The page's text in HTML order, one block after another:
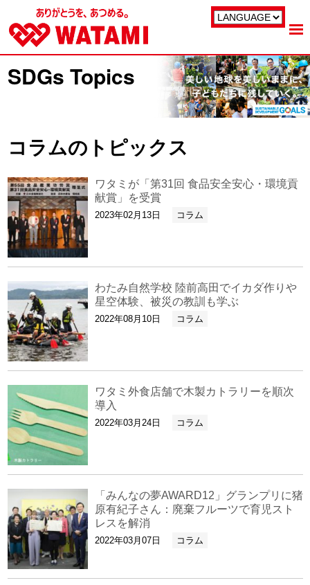
SDGs Topics
コラムのトピックス
ワタミが「第31回 食品安全安心・環境貢
献賞」を受賞
2023年02月13日 コラム
わたみ自然学校 陸前高田でイカダ作りや
星空体験、被災の教訓も学ぶ
2022年08月10日 コラム
ワタミ外食店舗で木製カトラリーを順次
導入
2022年03月24日 コラム
「みんなの夢AWARD12」グランプリに猪
原有紀子さん：廃棄フルーツで育児スト
レスを解消
2022年03月07日 コラム